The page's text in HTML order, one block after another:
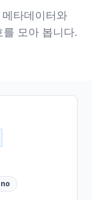
메타데이터와
를 모아 봅니다.
no